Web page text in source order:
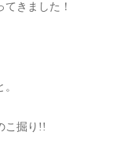
きました！
こ掘り!!